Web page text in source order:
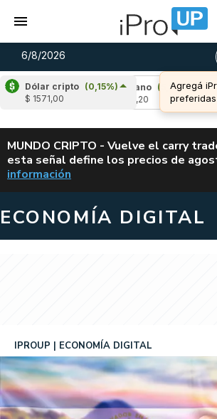
6/8/2026
Dólar cripto (0,15%)
$ 1571,00
Cardano
(5,05%)
ALERTA
MUNDO CRIPTO - Vuelve el carry
esta señal define los precios de
información
ECONOMÍA DIGITAL
IPROUP ECONOMÍA DIGITAL